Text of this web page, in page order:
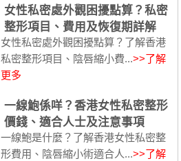
女性私密處外觀困擾點算？私密
整形項目、費用及恢復期詳解
女性私密處外觀困擾點算？了解香港
私密整形項目、陰唇縮小費...>>了解
更多
一線鮑係咩？香港女性私密整形
價錢、適合人士及注意事項
一線鮑是什麼？了解香港女性私密整
形費用、陰唇縮小術適合人...>>了解